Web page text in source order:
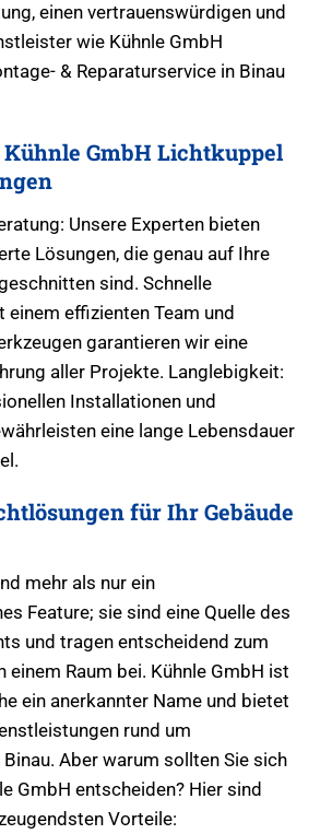
einen vertrauenswürdigen und
wie Kühnle GmbH
& Reparaturservice in Binau
GmbH Lichtkuppel
Unsere Experten bieten
Lösungen, die genau auf Ihre
sind. Schnelle
einem effizienten Team und
garantieren wir eine
aller Projekte. Langlebigkeit:
Installationen und
eine lange Lebensdauer
für Ihr Gebäude
mehr als nur ein
Feature; sie sind eine Quelle des
und tragen entscheidend zum
einem Raum bei. Kühnle GmbH ist
ein anerkannter Name und bietet
rund um
Aber warum sollten Sie sich
GmbH entscheiden? Hier sind
Vorteile: